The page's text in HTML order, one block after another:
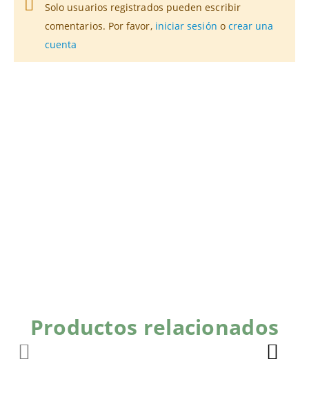
Solo usuarios registrados pueden escribir
comentarios. Por favor, iniciar sesión o crear una
cuenta
Productos relacionados